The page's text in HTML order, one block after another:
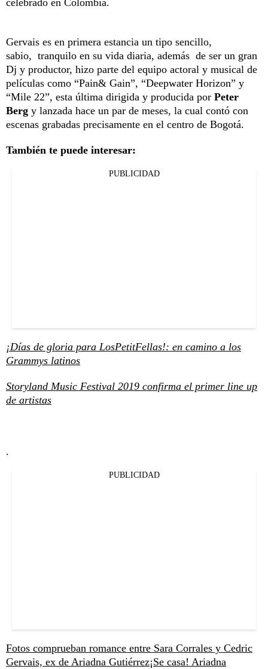
celebrado en Colombia.
Gervais es en primera estancia un tipo sencillo,
sabio, tranquilo en su vida diaria, además de ser un gran
Dj y productor, hizo parte del equipo actoral y musical de
películas como “Pain& Gain”, “Deepwater Horizon” y
“Mile 22”, esta última dirigida y producida por Peter
Berg y lanzada hace un par de meses, la cual contó con
escenas grabadas precisamente en el centro de Bogotá.
También te puede interesar:
PUBLICIDAD
¡Días de gloria para LosPetitFellas!: en camino a los
Grammys latinos
Storyland Music Festival 2019 confirma el primer line up
de artistas
.
PUBLICIDAD
Fotos comprueban romance entre Sara Corrales y Cedric
Gervais, ex de Ariadna Gutiérrez¡Se casa! Ariadna